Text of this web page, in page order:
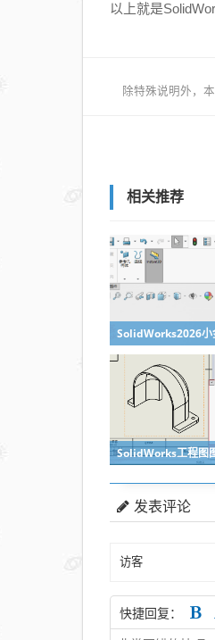
以上就是
除特殊说明外，
相关推荐
发表评论
快捷回复：